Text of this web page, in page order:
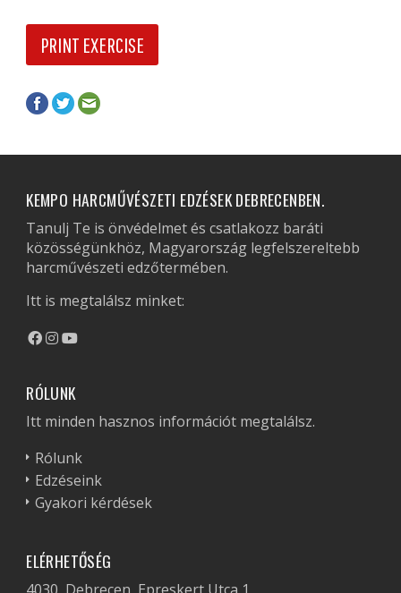
PRINT EXERCISE
KEMPO HARCMŰVÉSZETI EDZÉSEK DEBRECENBEN.
Tanulj Te is önvédelmet és csatlakozz baráti
közösségünkhöz, Magyarország legfelszereltebb
harcművészeti edzőtermében.
Itt is megtalálsz minket:
RÓLUNK
Itt minden hasznos információt megtalálsz.
Rólunk
Edzéseink
Gyakori kérdések
ELÉRHETŐSÉG